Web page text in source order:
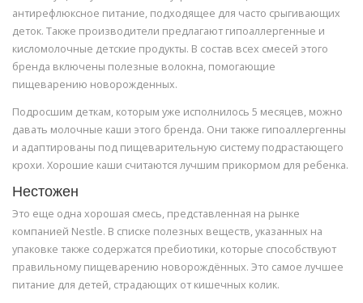
антирефлюксное питание, подходящее для часто срыгивающих
деток. Также производители предлагают гипоаллергенные и
кисломолочные детские продукты. В состав всех смесей этого
бренда включены полезные волокна, помогающие
пищеварению новорожденных.
Подросшим деткам, которым уже исполнилось 5 месяцев, можно
давать молочные каши этого бренда. Они также гипоаллергенны
и адаптированы под пищеварительную систему подрастающего
крохи. Хорошие каши считаются лучшим прикормом для ребенка.
Нестожен
Это еще одна хорошая смесь, представленная на рынке
компанией Nestle. В списке полезных веществ, указанных на
упаковке также содержатся пребиотики, которые способствуют
правильному пищеварению новорождённых. Это самое лучшее
питание для детей, страдающих от кишечных колик.